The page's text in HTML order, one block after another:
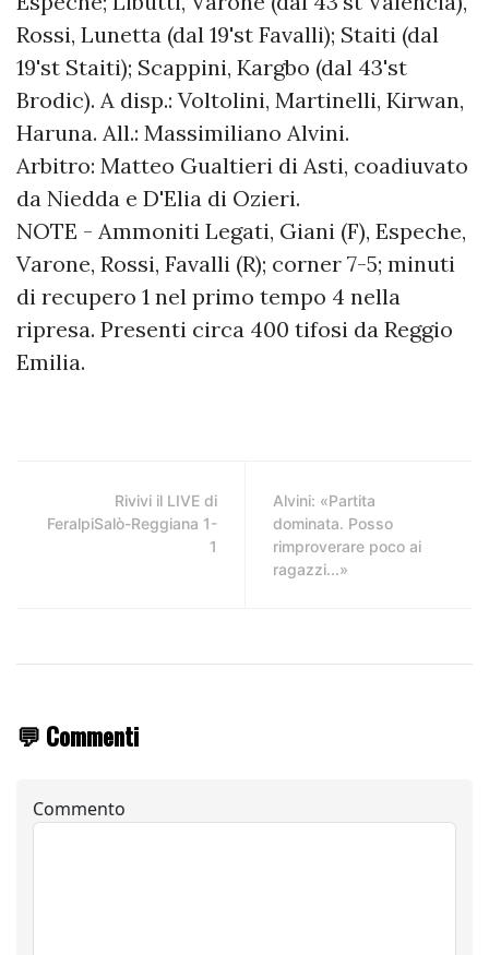
Rossi, Lunetta (dal 19'st Favalli); Staiti (dal
19'st Staiti); Scappini, Kargbo (dal 43'st
Brodic). A disp.: Voltolini, Martinelli, Kirwan,
Haruna. All.: Massimiliano Alvini.
Arbitro: Matteo Gualtieri di Asti, coadiuvato
da Niedda e D'Elia di Ozieri.
NOTE - Ammoniti Legati, Giani (F), Espeche,
Varone, Rossi, Favalli (R); corner 7-5; minuti
di recupero 1 nel primo tempo 4 nella
ripresa. Presenti circa 400 tifosi da Reggio
Emilia.
Rivivi il LIVE di
FeralpiSalò-Reggiana 1-
1
Alvini: «Partita
dominata. Posso
rimproverare poco ai
ragazzi...»
💬 Commenti